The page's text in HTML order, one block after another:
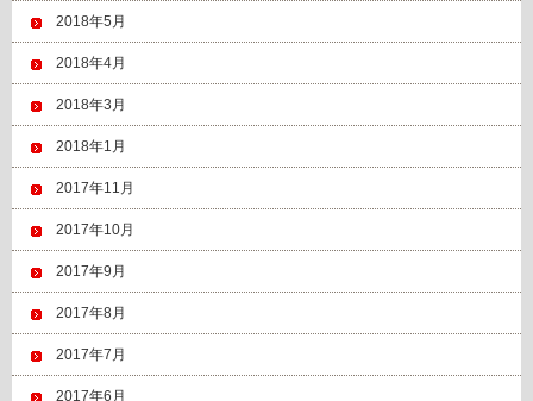
2018年5月
2018年4月
2018年3月
2018年1月
2017年11月
2017年10月
2017年9月
2017年8月
2017年7月
2017年6月